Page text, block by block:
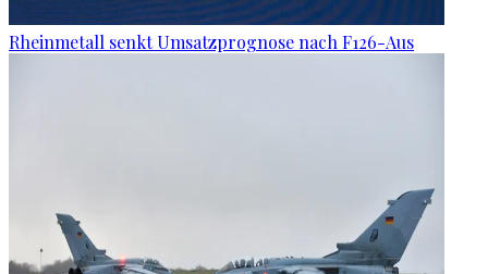
Rheinmetall senkt Umsatzprognose nach F126-Aus